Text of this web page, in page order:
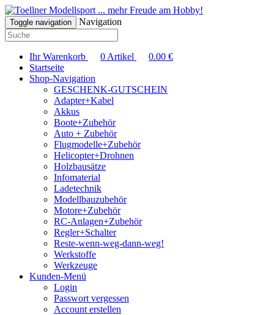
... mehr Freude am Hobby!
Toggle navigation Navigation
Ihr Warenkorb 0 Artikel 0.00 €
Startseite
Shop-Navigation
GESCHENK-GUTSCHEIN
Adapter+Kabel
Akkus
Boote+Zubehör
Auto + Zubehör
Flugmodelle+Zubehör
Helicopter+Drohnen
Holzbausätze
Infomaterial
Ladetechnik
Modellbauzubehör
Motore+Zubehör
RC-Anlagen+Zubehör
Regler+Schalter
Reste-wenn-weg-dann-weg!
Werkstoffe
Werkzeuge
Kunden-Menü
Login
Passwort vergessen
Account erstellen